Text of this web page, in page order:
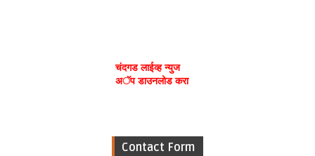
चंदगड लाईव्ह न्युज
अॅप डाउनलोड करा
Contact Form